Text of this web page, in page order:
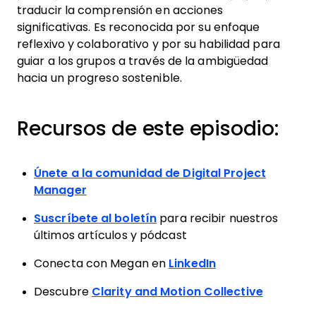
traducir la comprensión en acciones
significativas. Es reconocida por su enfoque
reflexivo y colaborativo y por su habilidad para
guiar a los grupos a través de la ambigüedad
hacia un progreso sostenible.
Recursos de este episodio:
Únete a la comunidad de Digital Project
Manager
Suscríbete al boletín para recibir nuestros
últimos artículos y pódcast
Conecta con Megan en LinkedIn
Descubre Clarity and Motion Collective